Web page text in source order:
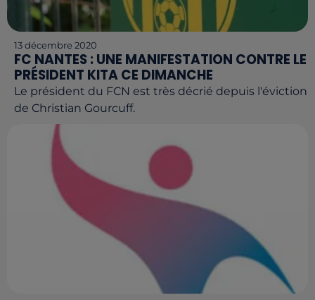
13 décembre 2020
FC NANTES : UNE MANIFESTATION CONTRE LE
PRÉSIDENT KITA CE DIMANCHE
Le président du FCN est très décrié depuis l'éviction
de Christian Gourcuff.